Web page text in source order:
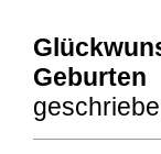
Geburten